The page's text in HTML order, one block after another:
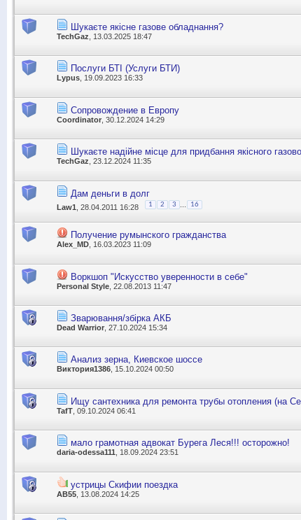
Шукаєте якісне газове обладнання?
TechGaz , 13.03.2025 18:47
Послуги БТІ (Услуги БТИ)
Lypus , 19.09.2023 16:33
Сопровождение в Европу
Coordinator , 30.12.2024 14:29
Шукаєте надійне місце для придбання якісного
TechGaz , 23.12.2024 11:35
Дам деньги в долг
Law1 , 28.04.2011 16:28 1 2 3 16
Получение румынского гражданства
Alex_MD , 16.03.2023 11:09
Воркшоп "Искусство уверенности в себе"
Personal Style , 22.08.2013 11:47
Зварювання/збірка АКБ
Dead Warrior , 27.10.2024 15:34
Анализ зерна, Киевское шоссе
Виктория1386, 15.10.2024 00:50
Ищу сантехника для ремонта трубы отопления (на
TafT , 09.10.2024 06:41
мало грамотная адвокат Бурега Леся!!! осторожно!
daria-odessa111, 18.09.2024 23:51
устрицы Скифии поездка
АВ55 , 13.08.2024 14:25